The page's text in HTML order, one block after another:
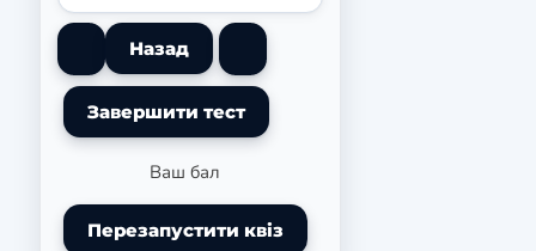
Ваш бал
Перезапустити квіз